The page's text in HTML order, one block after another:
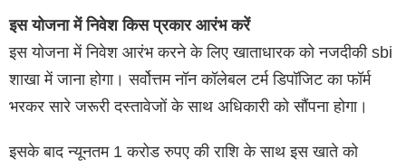
इस योजना में निवेश किस प्रकार आरंभ करें
इस योजना में निवेश आरंभ करने के लिए खाताधारक को नजदीकी sbi
शाखा में जाना होगा। सर्वोत्तम नॉन कॉलेबल टर्म डिपॉजिट का फॉर्म
भरकर सारे जरूरी दस्तावेजों के साथ अधिकारी को सौंपना होगा।
इसके बाद न्यूनतम 1 करोड रुपए की राशि के साथ इस खाते को